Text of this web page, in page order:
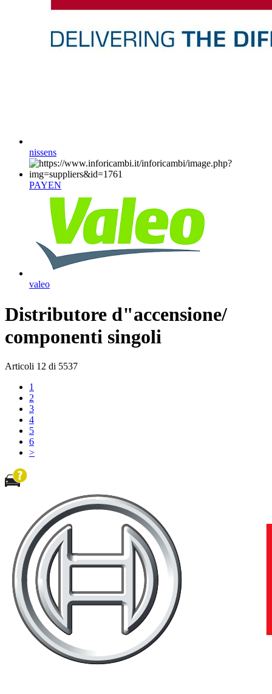
nissens
PAYEN
valeo
Distributore d"accensione/
componenti singoli
Articoli 12 di 5537
1
2
3
4
5
6
>